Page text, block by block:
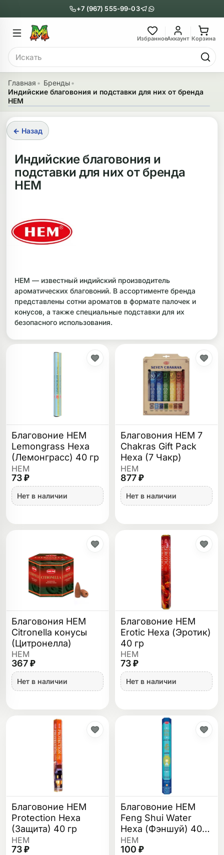
+7 (967) 555-99-03
ИзбранноеАккаунт Корзина
Поиск
Главное меню
Бонги
бонги
с перколятором
бонги
бонги
бонги
Главное
Трубки
Назад
Выпариватели
Главная
Бренды
Индийские благовония и подставки для них от бренда
HEM
← Назад
Индийские благовония и
подставки для них от бренда
HEM
HEM — известный индийский производитель
ароматических благовоний. В ассортименте бренда
представлены сотни ароматов в формате палочек и
конусов, а также специальные подставки для их
безопасного использования.
Благовоние HEM
Lemongrass Hexa
(Лемонграсс) 40 гр
HEM
73 ₽
Нет в наличии
Благовония HEM 7
Chakras Gift Pack
Hexa (7 Чакр)
HEM
877 ₽
Нет в наличии
Благовония HEM
Citronella конусы
(Цитронелла)
HEM
367 ₽
Нет в наличии
Благовоние HEM
Erotic Hexa (Эротик)
40 гр
HEM
73 ₽
Нет в наличии
Благовоние HEM
Protection Hexa
(Защита) 40 гр
HEM
73 ₽
Благовоние HEM
Feng Shui Water
Hexa (Фэншуй) 40
гр
HEM
100 ₽